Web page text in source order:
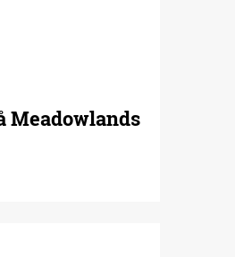
Meadowlands